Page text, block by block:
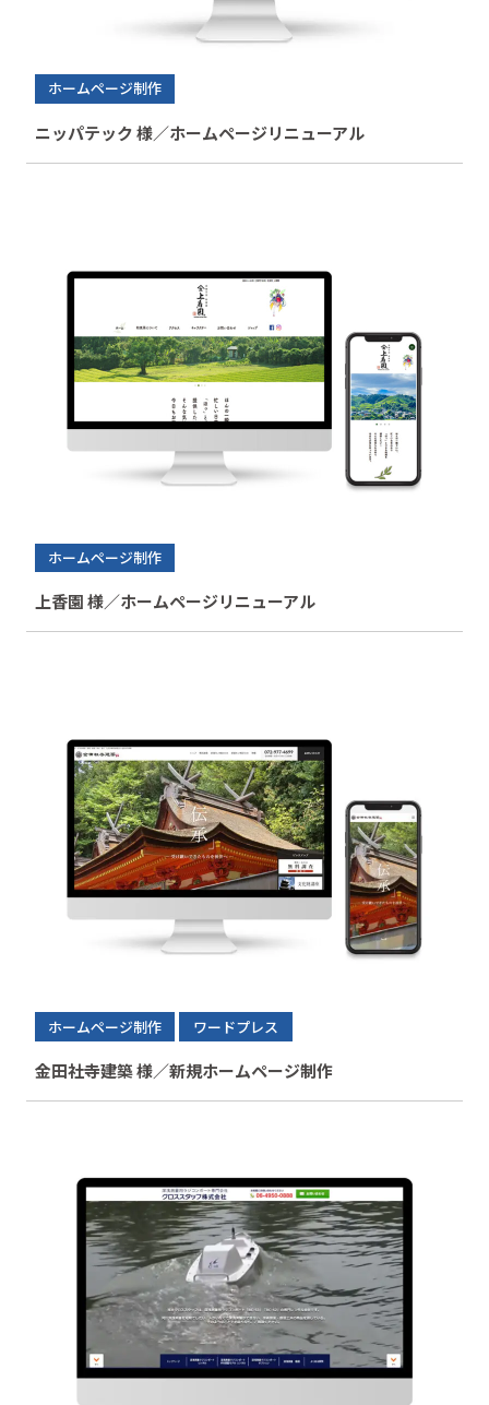
ホームページ制作
ニッパテック 様／ホームページリニューアル
ホームページ制作
上香園 様／ホームページリニューアル
ホームページ制作 ワードプレス
金田社寺建築 様／新規ホームページ制作